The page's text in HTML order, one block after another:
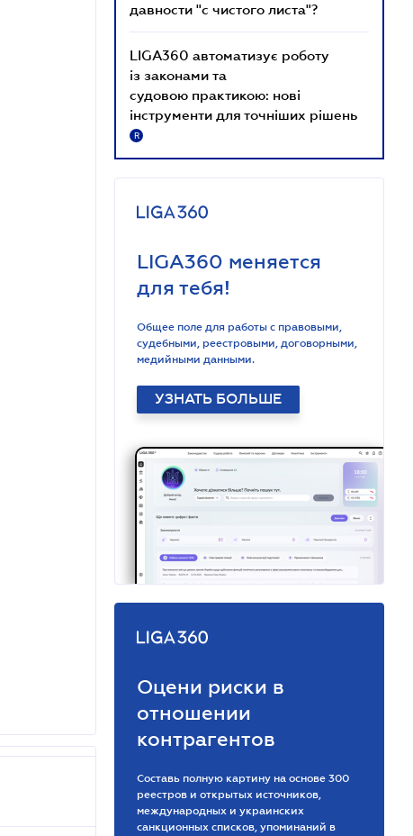
давности "с чистого листа"?
LIGA360 автоматизує роботу
із законами та
судовою практикою: нові
інструменти для точніших рішень
R
LIGA360 меняется
для тебя!
Общее поле для работы с правовыми,
судебными, реестровыми, договорными,
медийными данными.
УЗНАТЬ БОЛЬШЕ
Оцени риски в
отношении
контрагентов
Составь полную картину на основе 300
реестров и открытых источников,
международных и украинских
санкционных списков, упоминаний в